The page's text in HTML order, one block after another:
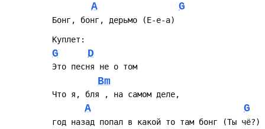
A G
Бонг, бонг, дерьмо (Е-е-а)
Куплет:
G D
Это песня не о том
Bm
Что я, бля , на самом деле,
A G
год назад попал в какой то там бонг (Ты чё?)